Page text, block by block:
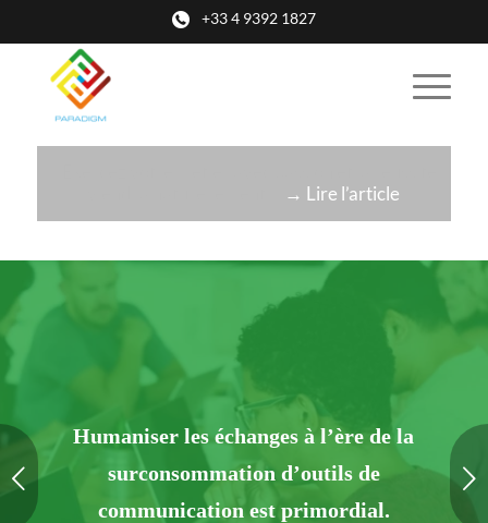
+33 4 9392 1827
→ Lire l’article
Humaniser les échanges à l’ère de la
surconsommation d’outils de
communication est primordial.
Suivant